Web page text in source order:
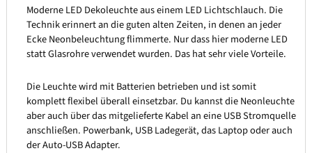
Moderne LED Dekoleuchte aus einem LED Lichtschlauch. Die
Technik erinnert an die guten alten Zeiten, in denen an jeder
Ecke Neonbeleuchtung flimmerte. Nur dass hier moderne LED
statt Glasrohre verwendet wurden. Das hat sehr viele Vorteile.
Die Leuchte wird mit Batterien betrieben und ist somit
komplett flexibel überall einsetzbar. Du kannst die Neonleuchte
aber auch über das mitgelieferte Kabel an eine USB Stromquelle
anschließen. Powerbank, USB Ladegerät, das Laptop oder auch
der Auto-USB Adapter.